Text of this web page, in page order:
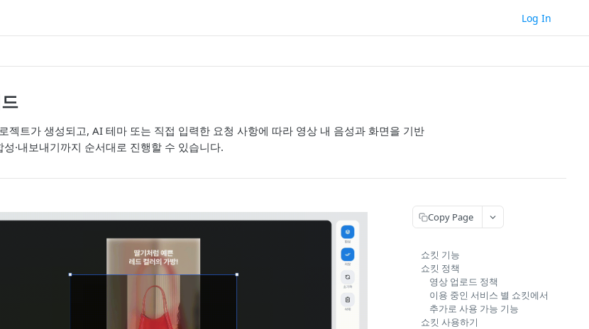
Log In
젝트가 생성되고, AI 테마 또는 직접 입력한 요청 사항에 따라 영상 내 음성과 화면을 기반
·내보내기까지 순서대로 진행할 수 있습니다.
Copy Page
쇼킷 기능
쇼킷 정책
영상 업로드 정책
이용 중인 서비스 별 쇼킷에서
추가로 사용 가능 기능
쇼킷 사용하기